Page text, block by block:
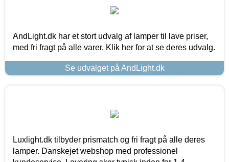
AndLight.dk har et stort udvalg af lamper til lave priser,
med fri fragt på alle varer. Klik her for at se deres udvalg.
Se udvalget på AndLight.dk
Luxlight.dk tilbyder prismatch og fri fragt på alle deres
lamper. Danskejet webshop med professionel